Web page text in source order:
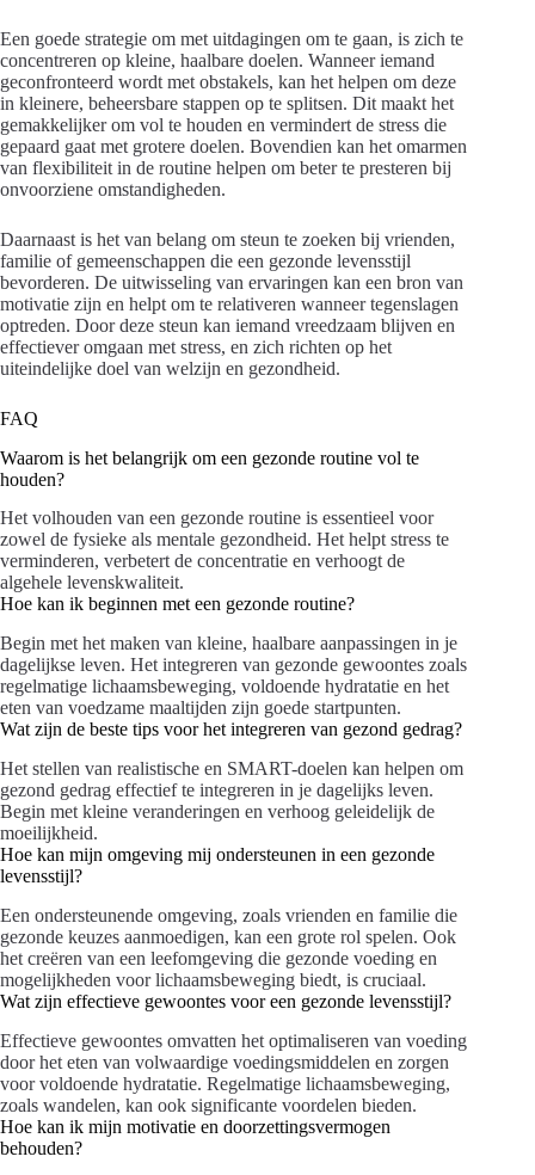
Een goede strategie om met uitdagingen om te gaan, is zich te
concentreren op kleine, haalbare doelen. Wanneer iemand
geconfronteerd wordt met obstakels, kan het helpen om deze
in kleinere, beheersbare stappen op te splitsen. Dit maakt het
gemakkelijker om vol te houden en vermindert de stress die
gepaard gaat met grotere doelen. Bovendien kan het omarmen
van flexibiliteit in de routine helpen om beter te presteren bij
onvoorziene omstandigheden.
Daarnaast is het van belang om steun te zoeken bij vrienden,
familie of gemeenschappen die een gezonde levensstijl
bevorderen. De uitwisseling van ervaringen kan een bron van
motivatie zijn en helpt om te relativeren wanneer tegenslagen
optreden. Door deze steun kan iemand vreedzaam blijven en
effectiever omgaan met stress, en zich richten op het
uiteindelijke doel van welzijn en gezondheid.
FAQ
Waarom is het belangrijk om een gezonde routine vol te
houden?
Het volhouden van een gezonde routine is essentieel voor
zowel de fysieke als mentale gezondheid. Het helpt stress te
verminderen, verbetert de concentratie en verhoogt de
algehele levenskwaliteit.
Hoe kan ik beginnen met een gezonde routine?
Begin met het maken van kleine, haalbare aanpassingen in je
dagelijkse leven. Het integreren van gezonde gewoontes zoals
regelmatige lichaamsbeweging, voldoende hydratatie en het
eten van voedzame maaltijden zijn goede startpunten.
Wat zijn de beste tips voor het integreren van gezond gedrag?
Het stellen van realistische en SMART-doelen kan helpen om
gezond gedrag effectief te integreren in je dagelijks leven.
Begin met kleine veranderingen en verhoog geleidelijk de
moeilijkheid.
Hoe kan mijn omgeving mij ondersteunen in een gezonde
levensstijl?
Een ondersteunende omgeving, zoals vrienden en familie die
gezonde keuzes aanmoedigen, kan een grote rol spelen. Ook
het creëren van een leefomgeving die gezonde voeding en
mogelijkheden voor lichaamsbeweging biedt, is cruciaal.
Wat zijn effectieve gewoontes voor een gezonde levensstijl?
Effectieve gewoontes omvatten het optimaliseren van voeding
door het eten van volwaardige voedingsmiddelen en zorgen
voor voldoende hydratatie. Regelmatige lichaamsbeweging,
zoals wandelen, kan ook significante voordelen bieden.
Hoe kan ik mijn motivatie en doorzettingsvermogen
behouden?